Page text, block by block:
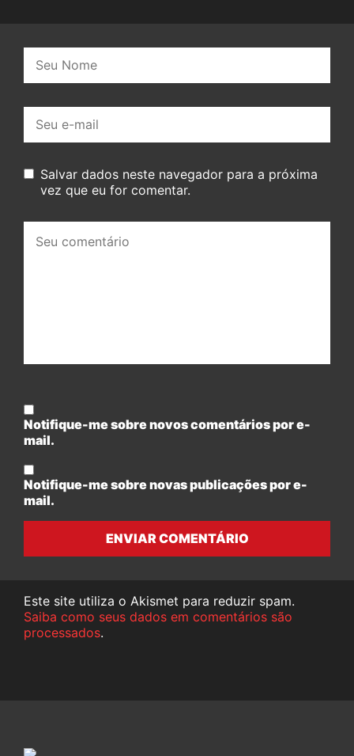
mail:
Salvar dados neste navegador para a próxima
vez que eu for comentar.
comentário:
Notifique-me sobre novos comentários por e-
mail.
Notifique-me sobre novas publicações por e-
mail.
ENVIAR COMENTÁRIO
Este site utiliza o Akismet para reduzir spam.
Saiba como seus dados em comentários são
processados.